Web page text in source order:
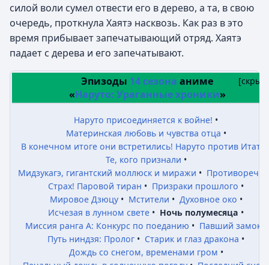
силой воли сумел отвести его в дерево, а та, в свою
очередь, проткнула Хаятэ насквозь. Как раз в это
время прибывает запечатывающий отряд. Хаятэ
падает с дерева и его запечатывают.
[
Эпизоды 14 сезона аниме
«Наруто: Ураганные хроники»
Наруто присоединяется к войне! •
Материнская любовь и чувства отца •
В конечном итоге они встретились! Наруто против Итати
Те, кого признали •
Мидзукагэ, гигантский моллюск и миражи • Противоречие
Страх! Паровой тиран • Призраки прошлого •
Мировое Дзюцу• Мстители • Духовное око •
Исчезая в лунном свете • Ночь полумесяца •
Миссия ранга А: Конкурс по поеданию • Павший замок
Путь ниндзя: Пролог • Старик и глаз дракона •
Дождь со снегом, временами гром •